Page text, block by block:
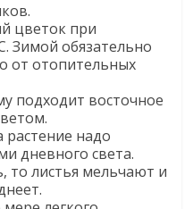
цветок при
Зимой обязательно
от отопительных
подходит восточное
растение надо
дневного света.
то листья мельчают и